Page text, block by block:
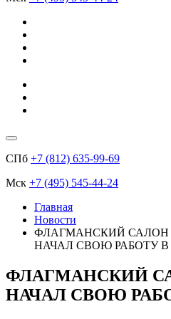
СПб +7 (812) 635-99-69
Мск +7 (495) 545-44-24
Главная
Новости
ФЛАГМАНСКИЙ САЛОН
НАЧАЛ СВОЮ РАБОТУ В
ФЛАГМАНСКИЙ
НАЧАЛ СВОЮ